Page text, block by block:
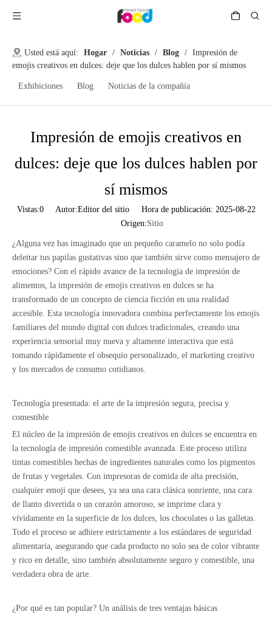
Usted está aquí: Hogar / Noticias / Blog / Impresión de
emojis creativos en dulces: deje que los dulces hablen por sí mismos
Exhibiciones Blog Noticias de la compañía
Impresión de emojis creativos en
dulces: deje que los dulces hablen por
sí mismos
Vistas:0Autor:Editor del sitio Hora de publicación: 2025-08-22
Origen:Sitio
¿Alguna vez has imaginado que un pequeño caramelo no solo podía
deleitar tus papilas gustativas sino que también sirve como mensajero de
emociones? Con el rápido avance de la tecnología de impresión de
alimentos, la impresión de emojis creativos en dulces se ha
transformado de un concepto de ciencia ficción en una realidad
accesible. Esta tecnología innovadora combina perfectamente los emojis
familiares del mundo digital con dulces tradicionales, creando una
experiencia sensorial muy nueva y altamente interactiva que está
tomando rápidamente el obsequio personalizado, el marketing creativo
y los mercados de consumo cotidianos.
Tecnología presentada: el arte de la impresión segura, precisa y
comestible
El núcleo de la impresión de emojis creativos en dulces se encuentra en
la tecnología de impresión comestible avanzada. Este proceso utiliza
tintas comestibles hechas de ingredientes naturales como los pigmentos
de frutas y vegetales. Con impresoras de comida de alta precisión,
cualquier emoji que desees, ya sea una cara clásica sonriente, una cara
de llanto divertida o un corazón amoroso, se imprime clara y
vívidamente en la superficie de los dulces, los chocolates o las galletas.
Todo el proceso se adhiere estrictamente a los estándares de seguridad
alimentaria, asegurando que cada producto no solo sea de color vibrante
y rico en detalle, sino también absolutamente seguro y comestible, una
verdadera obra de arte.
¿Por qué es tan popular? Un análisis de tres ventajas básicas